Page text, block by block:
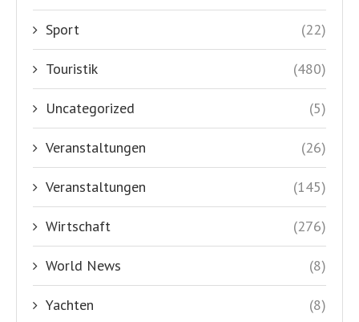
Sport (22)
Touristik (480)
Uncategorized (5)
Veranstaltungen (26)
Veranstaltungen (145)
Wirtschaft (276)
World News (8)
Yachten (8)